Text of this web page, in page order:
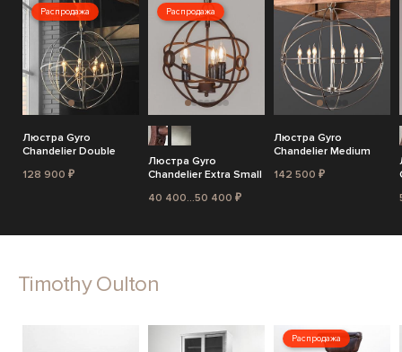
Распродажа
Люстра Gyro
Chandelier Double
128 900 ₽
Распродажа
Люстра Gyro
Chandelier Extra Small
40 400...50 400 ₽
Люстра Gyro
Chandelier Medium
142 500 ₽
Timothy Oulton
Распродажа